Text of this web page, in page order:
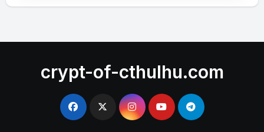
crypt-of-cthulhu.com